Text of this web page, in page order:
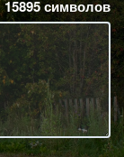
15895символов